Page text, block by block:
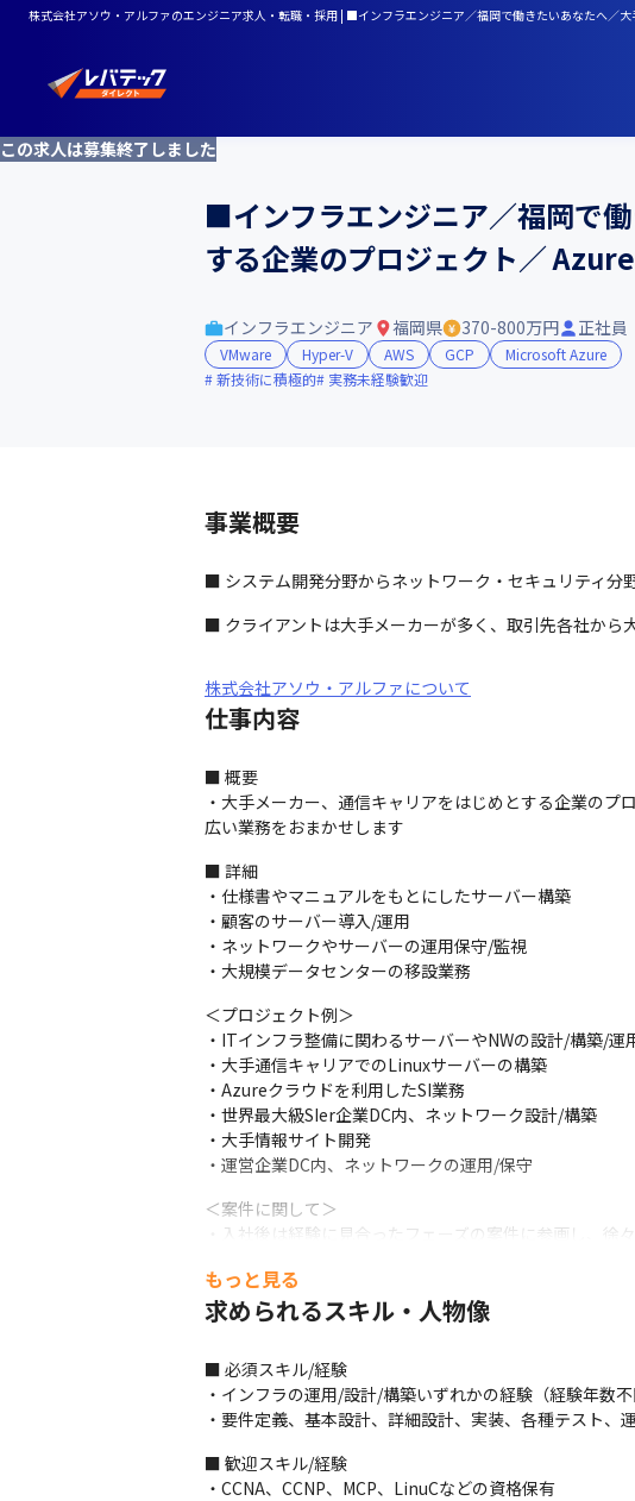
株式会社アソウ・アルファのエンジニア求人・転職・採用 | ■インフラエンジニア／福岡で働きたいあなたへ／
この求人は募集終了しました
■インフラエンジニア／福岡で
する企業のプロジェクト／
インフラエンジニア 福岡県 370-800万円 正社員
VMware Hyper-V AWS GCP
Microsoft Azure
新技術に積極的
実務未経験歓迎
事業概要
■ システム開発分野からネットワーク・セキュリティ分
■ クライアントは大手メーカーが多く、取引先各社から
株式会社アソウ・アルファについて
仕事内容
■ 概要
・大手メーカー、通信キャリアをはじめとする企業の
広い業務をおまかせします
■ 詳細
・仕様書やマニュアルをもとにしたサーバー構築
・顧客のサーバー導入/運用
・ネットワークやサーバーの運用保守/監視
・大規模データセンターの移設業務
＜プロジェクト例＞
・ITインフラ整備に関わるサーバーやNWの設計/構築/運
・大手通信キャリアでのLinuxサーバーの構築
・Azureクラウドを利用したSI業務
・世界最大級SIer企業DC内、ネットワーク設計/構築
・大手情報サイト開発
・運営企業DC内、ネットワークの運用/保守
＜案件に関して＞
・入社後は経験に見合ったフェーズの案件に参画し、
・運用保守から上流工程にステップアップしたいといっ
・年齢や経験を重ねることで変わる志向にも応じたプロ
■この仕事の魅力・面白み
・創業からおよそ150年の歴史を持つ麻生グループの安
もっと見る
求められるスキル・人物像
■ 必須スキル/経験
・インフラの運用/設計/構築いずれかの経験（経験年数不
・要件定義、基本設計、詳細設計、実装、各種テスト、
■ 歓迎スキル/経験
・CCNA、CCNP、MCP、LinuCなどの資格保有